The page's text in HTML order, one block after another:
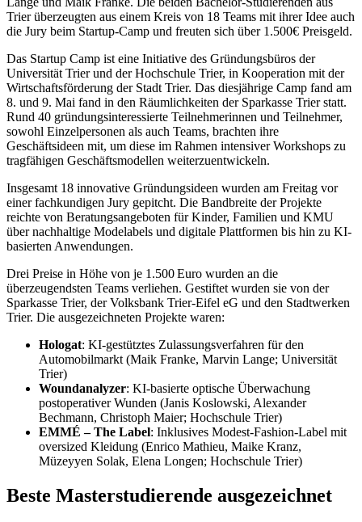
Trier überzeugten aus einem Kreis von 18 Teams mit ihrer Idee auch
die Jury beim Startup-Camp und freuten sich über 1.500€ Preisgeld.
Das Startup Camp ist eine Initiative des Gründungsbüros der
Universität Trier und der Hochschule Trier, in Kooperation mit der
Wirtschaftsförderung der Stadt Trier. Das diesjährige Camp fand am
8. und 9. Mai fand in den Räumlichkeiten der Sparkasse Trier statt.
Rund 40 gründungsinteressierte Teilnehmerinnen und Teilnehmer,
sowohl Einzelpersonen als auch Teams, brachten ihre
Geschäftsideen mit, um diese im Rahmen intensiver Workshops zu
tragfähigen Geschäftsmodellen weiterzuentwickeln.
Insgesamt 18 innovative Gründungsideen wurden am Freitag vor
einer fachkundigen Jury gepitcht. Die Bandbreite der Projekte
reichte von Beratungsangeboten für Kinder, Familien und KMU
über nachhaltige Modelabels und digitale Plattformen bis hin zu KI-
basierten Anwendungen.
Drei Preise in Höhe von je 1.500 Euro wurden an die
überzeugendsten Teams verliehen. Gestiftet wurden sie von der
Sparkasse Trier, der Volksbank Trier-Eifel eG und den Stadtwerken
Trier. Die ausgezeichneten Projekte waren:
Hologat: KI-gestütztes Zulassungsverfahren für den
Automobilmarkt (Maik Franke, Marvin Lange; Universität
Trier)
Woundanalyzer: KI-basierte optische Überwachung
postoperativer Wunden (Janis Koslowski, Alexander
Bechmann, Christoph Maier; Hochschule Trier)
EMMÉ – The Label: Inklusives Modest-Fashion-Label mit
oversized Kleidung (Enrico Mathieu, Maike Kranz,
Müzeyyen Solak, Elena Longen; Hochschule Trier)
Beste Masterstudierende ausgezeichnet